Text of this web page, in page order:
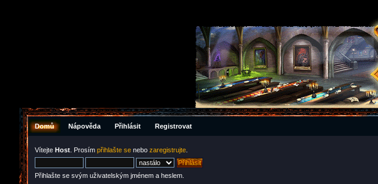
Domů Nápověda Přihlásit Registrovat
Vítejte Host . Prosím přihlašte se nebo zaregistrujte
Přihlašte se svým uživatelským jménem a heslem.